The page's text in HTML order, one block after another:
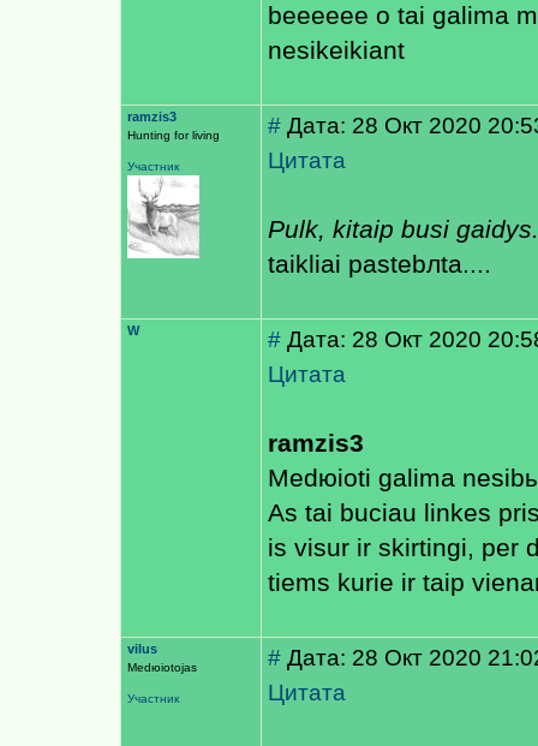
beeeeee o tai galima
nesikeikiant
ramzis3
Hunting for living
Участник
# Дата: 28 Окт 2020
Цитата
Pulk, kitaip busi
taikliai pastebлta....
W # Дата: 28 Окт 2020
Цитата
ramzis3
Medюioti galima
As tai buciau linkes
is visur ir skirtingi, per
tiems kurie ir taip
vilus
Medюiotojas
Участник
# Дата: 28 Окт 2020
Цитата